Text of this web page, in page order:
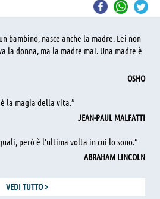
bambino, nasce anche la madre. Lei non
la donna, ma la madre mai. Una madre è
OSHO
è la magia della vita.”
JEAN-PAUL MALFATTI
però è l'ultima volta in cui lo sono.”
ABRAHAM LINCOLN
VEDI TUTTO>